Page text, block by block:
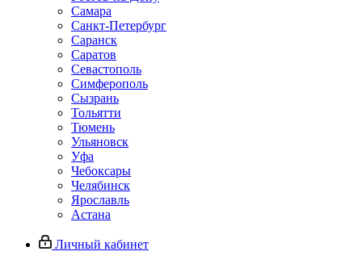
Самара
Санкт-Петербург
Саранск
Саратов
Севастополь
Симферополь
Сызрань
Тольятти
Тюмень
Ульяновск
Уфа
Чебоксары
Челябинск
Ярославль
Астана
Личный кабинет